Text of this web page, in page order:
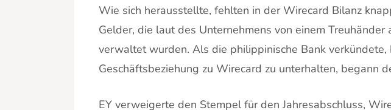
Wie sich herausstellte, fehlten in der Wirecard Bilanz
Gelder, die laut des Unternehmens von einem Treuhänder
verwaltet wurden. Als die philippinische Bank verkündete,
Geschäftsbeziehung zu Wirecard zu unterhalten, begann
EY verweigerte den Stempel für den Jahresabschluss,